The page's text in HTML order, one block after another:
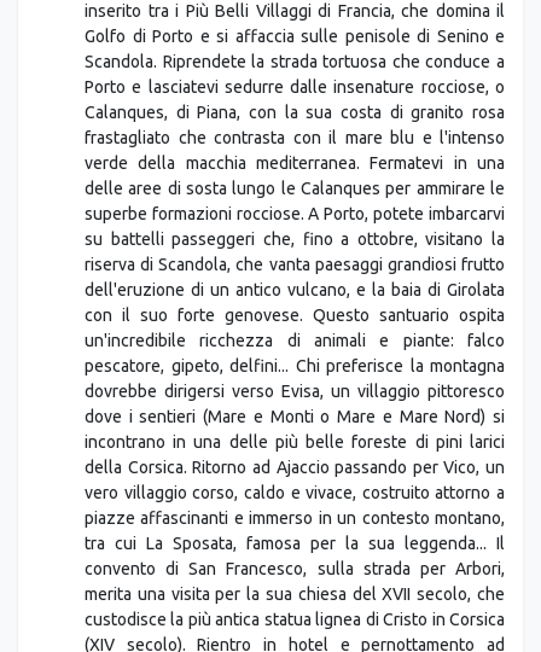
inserito tra i Più Belli Villaggi di Francia, che domina il
Golfo di Porto e si affaccia sulle penisole di Senino e
Scandola. Riprendete la strada tortuosa che conduce a
Porto e lasciatevi sedurre dalle insenature rocciose, o
Calanques, di Piana, con la sua costa di granito rosa
frastagliato che contrasta con il mare blu e l'intenso
verde della macchia mediterranea. Fermatevi in una
delle aree di sosta lungo le Calanques per ammirare le
superbe formazioni rocciose. A Porto, potete imbarcarvi
su battelli passeggeri che, fino a ottobre, visitano la
riserva di Scandola, che vanta paesaggi grandiosi frutto
dell'eruzione di un antico vulcano, e la baia di Girolata
con il suo forte genovese. Questo santuario ospita
un'incredibile ricchezza di animali e piante: falco
pescatore, gipeto, delfini... Chi preferisce la montagna
dovrebbe dirigersi verso Evisa, un villaggio pittoresco
dove i sentieri (Mare e Monti o Mare e Mare Nord) si
incontrano in una delle più belle foreste di pini larici
della Corsica. Ritorno ad Ajaccio passando per Vico, un
vero villaggio corso, caldo e vivace, costruito attorno a
piazze affascinanti e immerso in un contesto montano,
tra cui La Sposata, famosa per la sua leggenda... Il
convento di San Francesco, sulla strada per Arbori,
merita una visita per la sua chiesa del XVII secolo, che
custodisce la più antica statua lignea di Cristo in Corsica
(XIV secolo). Rientro in hotel e pernottamento ad